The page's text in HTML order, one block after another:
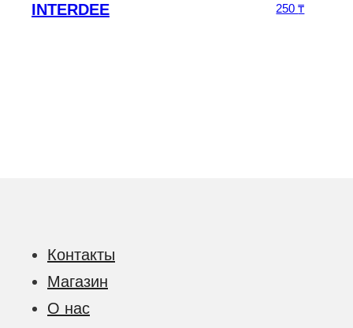
110 156 ₸.
INTERDEE
250₸
Контакты
Магазин
О нас